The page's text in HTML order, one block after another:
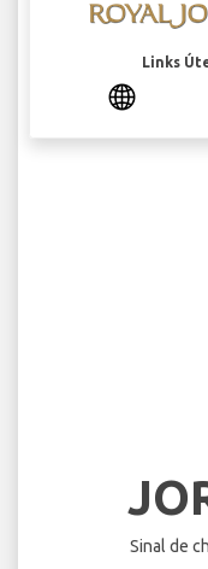
Links
Sinal de